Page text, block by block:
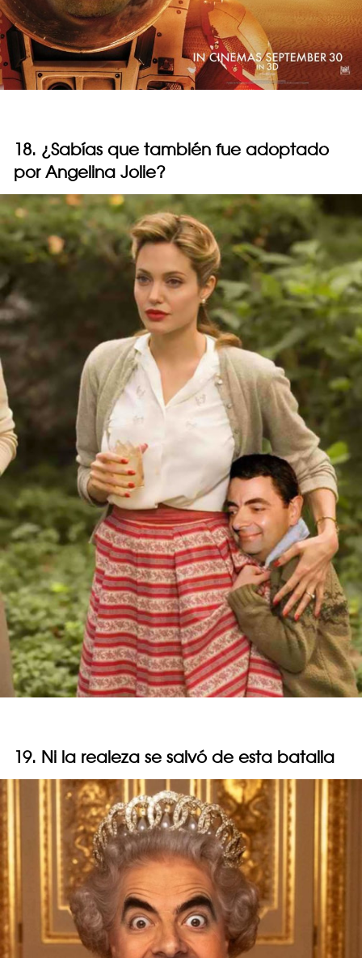
18. ¿Sabías que también fue adoptado
por Angelina Jolie?
19. Ni la realeza se salvó de esta batalla